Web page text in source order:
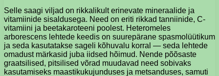
Selle saagi viljad on rikkalikult erinevate mineraalide ja
vitamiinide sisaldusega. Need on eriti rikkad tanniinide, C-
vitamiini ja beetakaroteeni poolest. Heteromeles
arborescens lehtede keedis on suurepärane spasmolüütikum
ja seda kasutatakse sageli kõhuvalu korral — seda lehtede
omadust märkasid juba iidsed hõimud. Nende põõsaste
graatsilised, pitsilised võrad muudavad need sobivaks
kasutamiseks maastikukujunduses ja metsanduses, samuti